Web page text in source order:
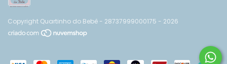
Copyright Quartinho do Bebê - 28737999000175 - 2026